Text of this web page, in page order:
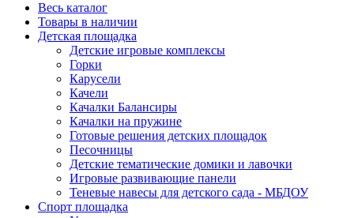
Весь каталог
Товары в наличии
Детская площадка
Детские игровые комплексы
Горки
Карусели
Качели
Качалки Балансиры
Качалки на пружине
Готовые решения детских площадок
Песочницы
Детские тематические домики и лавочки
Игровые развивающие панели
Теневые навесы для детского сада - МБДОУ
Спорт площадка